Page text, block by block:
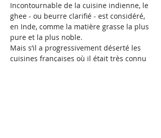
Incontournable de la cuisine indienne, le
ghee - ou beurre clarifié - est considéré,
en Inde, comme la matière grasse la plus
pure et la plus noble.
Mais s’il a progressivement déserté les
cuisines françaises où il était très connu